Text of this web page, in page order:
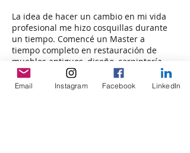
La idea de hacer un cambio en mi vida
profesional me hizo cosquillas durante
un tiempo. Comencé un Master a
tiempo completo en restauración de
muebles antiguos, diseño, carpintería
básica y técnicas de pintura decorativa.
Continué mi sed de aprender pintura
Email Instagram Facebook LinkedIn